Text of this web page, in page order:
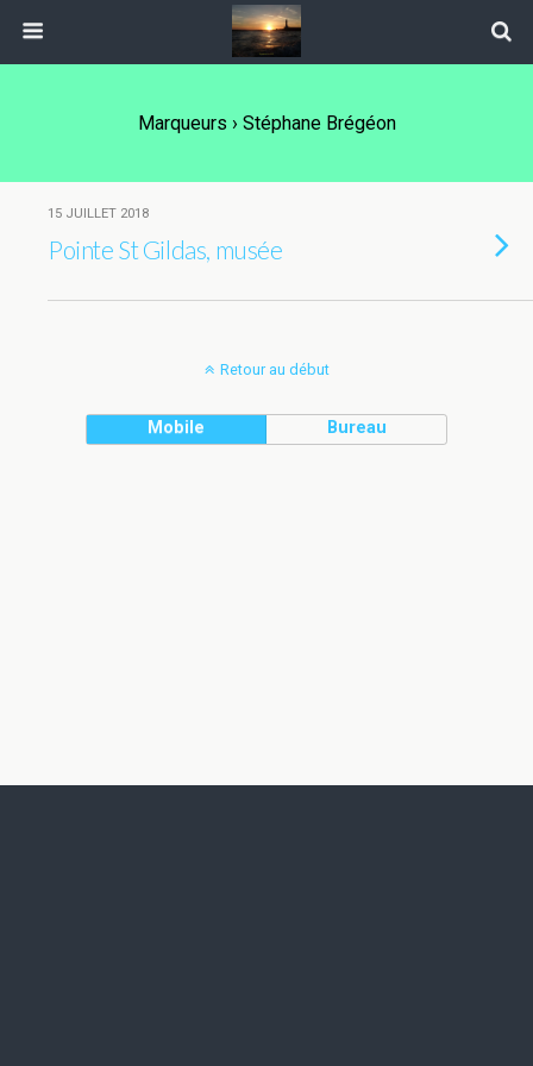
Marqueurs › Stéphane Brégéon
15 JUILLET 2018
Pointe St Gildas, musée
Retour au début
Mobile Bureau